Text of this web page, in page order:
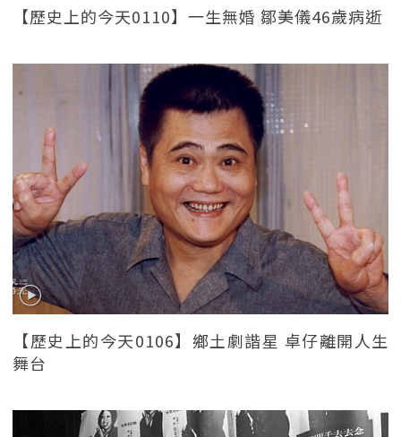
【歷史上的今天0110】一生無婚 鄒美儀46歲病逝
【歷史上的今天0106】鄉土劇諧星 卓仔離開人生
舞台